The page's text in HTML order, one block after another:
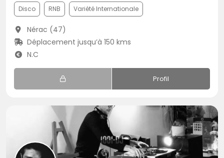
Disco RNB Variété Internationale
Nérac (47)
Déplacement jusqu’à 150 kms
N.C
Profil